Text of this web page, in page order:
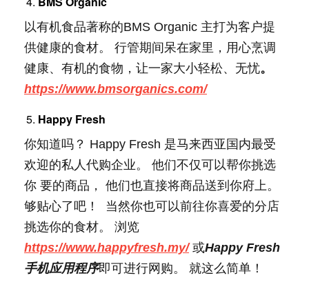
以有机食品著称的BMS Organic 主打为客户提
供健康的食材。 行管期间呆在家里，用心烹调
健康、有机的食物，让一家大小轻松、无忧。
https://www.bmsorganics.com/
Happy Fresh
你知道吗？ Happy Fresh 是马来西亚国内最受
欢迎的私人代购企业。 他们不仅可以帮你挑选
你 要的商品， 他们也直接将商品送到你府上。
够贴心了吧！ 当然你也可以前往你喜爱的分店
挑选你的食材。 浏览
https://www.happyfresh.my/或Happy Fresh
手机应用程序即可进行网购。 就这么简单！